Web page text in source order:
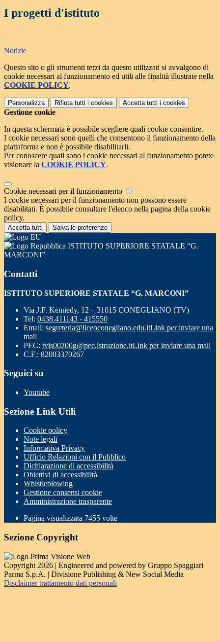
I progetti d'istituto
Notizie
Questo sito o gli strumenti terzi da questo utilizzati si avvalgono di
cookie necessari al funzionamento ed utili alle finalità illustrate nella
COOKIE POLICY.
Personalizza Rifiuta tutti i cookies Accetta tutti i cookies
Gestione cookie
In questa schermata è possibile scegliere quali cookie consentire.
I cookie necessari sono quelli che consentono il funzionamento della
piattaforma e non è possibile disabilitarli.
Per conoscere quali sono i cookie necessari al funzionamento potete
visionare la COOKIE POLICY.
Cookie necessari per il funzionamento
I cookie necessari per il funzionamento non possono essere
disabilitati. È possibile consultare l'elenco nella pagina della cookie
policy.
Accetta tutti Salva le preferenze
ISTITUTO SUPERIORE STATALE “G.
MARCONI”
Contatti
ISTITUTO SUPERIORE STATALE “G. MARCONI”
Via J.F. Kennedy, 12 – 31015 CONEGLIANO (TV)
Tel: 0438.411143 - 415550
Email: segreteria@liceoconegliano.edu.itLink per inviare una
mail
PEC: tvis00200g@pec.istruzione.itLink per inviare una mail
C.F.: 82003370267
Seguici su
Youtube
Sezione Link Utili
Cookie policy
Note legali
Informativa Privacy
Ufficio Relazioni con il Pubblico
Dichiarazione di accessibilità
Obiettivi di accessibilità
Whistleblowing
Gestione consensi cookie
Amministrazione trasparente
Pagina visualizzata 7455 volte
Sezione Copyright
Copyright 2026 | Engineered and powered by Gruppo Spaggiari
Parma S.p.A. | Divisione Publishing & New Social Media
Disclaimer trattamento dati personali